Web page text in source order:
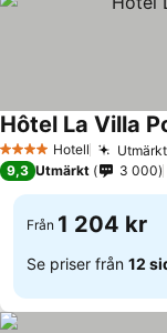
4 StjärnorHotell
Hôtel La Villa
9,3 Utmärkt 3 000
Från 1 204 kr
Se priser från 12